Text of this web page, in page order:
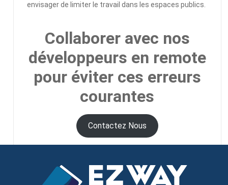
envisager de limiter le travail dans les espaces publics.
Collaborer avec nos
développeurs en remote
pour éviter ces erreurs
courantes
Contactez Nous